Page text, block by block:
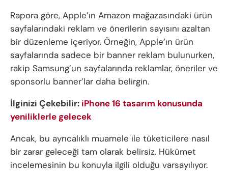
Rapora göre, Apple’ın Amazon mağazasındaki ürün
sayfalarındaki reklam ve önerilerin sayısını azaltan
bir düzenleme içeriyor. Örneğin, Apple’ın ürün
sayfalarında sadece bir banner reklam bulunurken,
rakip Samsung’un sayfalarında reklamlar, öneriler ve
sponsorlu banner’lar daha belirgin.
İlginizi Çekebilir: iPhone 16 tasarım konusunda
yeniliklerle gelecek
Ancak, bu ayrıcalıklı muamele ile tüketicilere nasıl
bir zarar geleceği tam olarak belirsiz. Hükümet
incelemesinin bu konuyla ilgili olduğu varsayılıyor.